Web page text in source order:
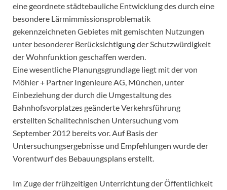
eine geordnete städtebauliche Entwicklung des durch eine
besondere Lärmimmissionsproblematik
gekennzeichneten Gebietes mit gemischten Nutzungen
unter besonderer Berücksichtigung der Schutzwürdigkeit
der Wohnfunktion geschaffen werden.
Eine wesentliche Planungsgrundlage liegt mit der von
Möhler + Partner Ingenieure AG, München, unter
Einbeziehung der durch die Umgestaltung des
Bahnhofsvorplatzes geänderte Verkehrsführung
erstellten Schalltechnischen Untersuchung vom
September 2012 bereits vor. Auf Basis der
Untersuchungsergebnisse und Empfehlungen wurde der
Vorentwurf des Bebauungsplans erstellt.
Im Zuge der frühzeitigen Unterrichtung der Öffentlichkeit